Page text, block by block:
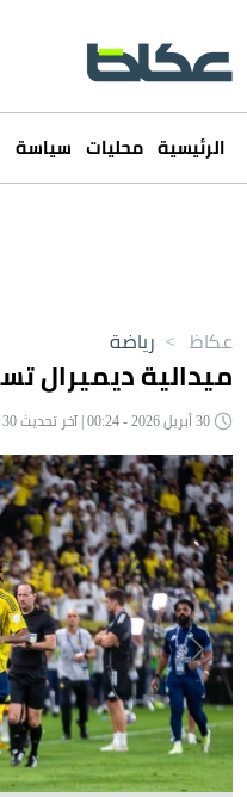
الرئيسية محليات سياسة
عكاظ > رياضة
ميدالية ديميرال